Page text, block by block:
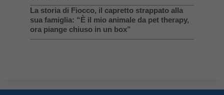
La storia di Fiocco, il capretto strappato alla
sua famiglia: “È il mio animale da pet therapy,
ora piange chiuso in un box”